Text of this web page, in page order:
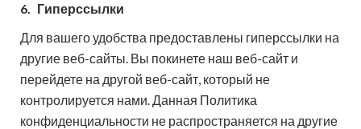
6. Гиперссылки
Для вашего удобства предоставлены гиперссылки на
другие веб-сайты. Вы покинете наш веб-сайт и
перейдете на другой веб-сайт, который не
контролируется нами. Данная Политика
конфиденциальности не распространяется на другие